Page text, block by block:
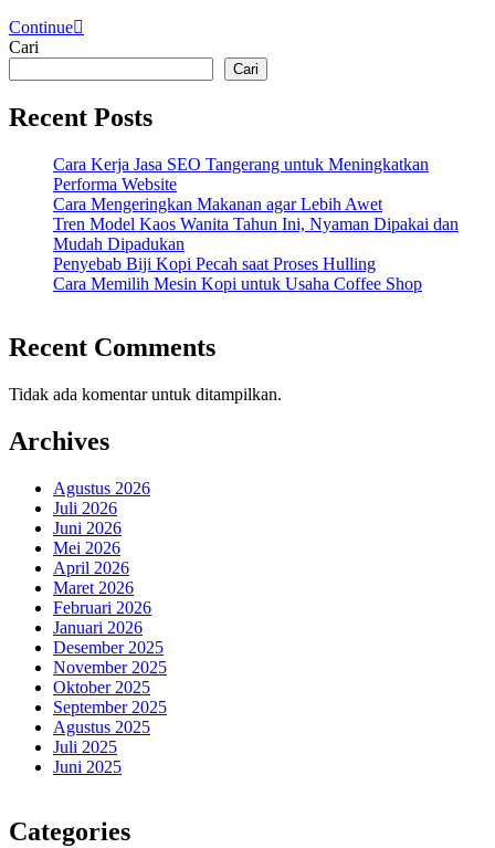
Continue
Cari
Cari
Recent Posts
Cara Kerja Jasa SEO Tangerang untuk Meningkatkan
Performa Website
Cara Mengeringkan Makanan agar Lebih Awet
Tren Model Kaos Wanita Tahun Ini, Nyaman Dipakai dan
Mudah Dipadukan
Penyebab Biji Kopi Pecah saat Proses Hulling
Cara Memilih Mesin Kopi untuk Usaha Coffee Shop
Recent Comments
Tidak ada komentar untuk ditampilkan.
Archives
Agustus 2026
Juli 2026
Juni 2026
Mei 2026
April 2026
Maret 2026
Februari 2026
Januari 2026
Desember 2025
November 2025
Oktober 2025
September 2025
Agustus 2025
Juli 2025
Juni 2025
Categories